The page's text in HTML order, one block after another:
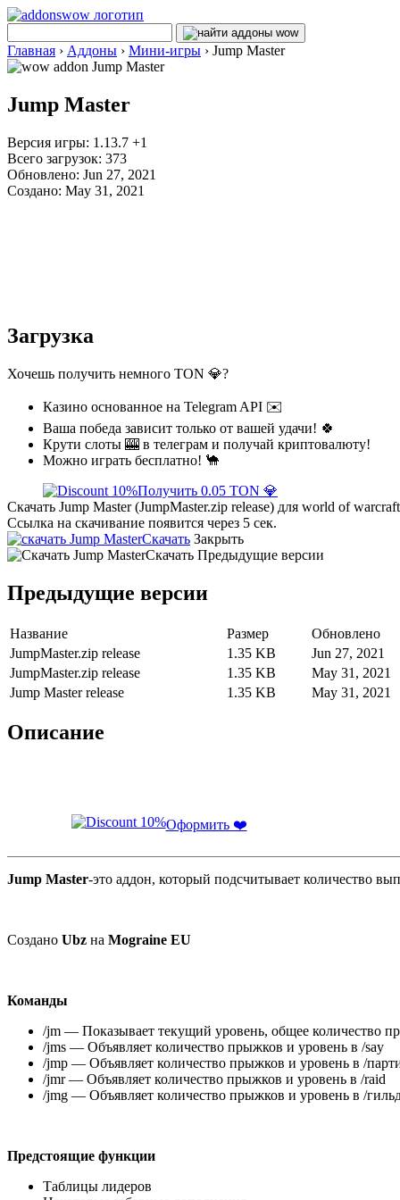
Главная › Аддоны › Мини-игры › Jump Master
Jump Master
Версия игры: 1.13.7 +1
Всего загрузок: 373
Обновлено: Jun 27, 2021
Создано: May 31, 2021
Загрузка
Хочешь получить немного TON 💎?
Казино основанное на Telegram API ✉️
Ваша победа зависит только от вашей удачи! 🍀
Крути слоты 🎰 в телеграм и получай криптовалюту!
Можно играть бесплатно! 🐪
Получить 0.05 TON 💎
Скачать Jump Master (JumpMaster.zip release) для world of
Ссылка на скачивание появится через 5 сек.
Скачать Закрыть
Скачать Предыдущие версии
Предыдущие версии
Название Размер Обновлено
JumpMaster.zip release
1.35 KB Jun 27, 2021
JumpMaster.zip release
1.35 KB May 31, 2021
Jump Master release
1.35 KB May 31, 2021
Описание
Оформить ❤️
Jump Master-это аддон, который подсчитывает количество
Создано Ubz на Mograine EU
Команды
/jm — Показывает текущий уровень, общее количество
/jms — Объявляет количество прыжков и уровень в /say
/jmp — Объявляет количество прыжков и уровень в /
/jmr — Объявляет количество прыжков и уровень в /raid
/jmg — Объявляет количество прыжков и уровень в /
Предстоящие функции
Таблицы лидеров